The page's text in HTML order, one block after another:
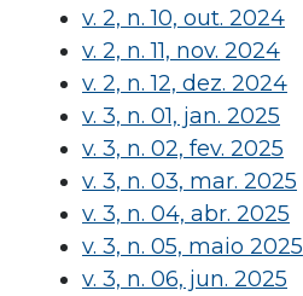
v. 2, n. 10, out. 2024
v. 2, n. 11, nov. 2024
v. 2, n. 12, dez. 2024
v. 3, n. 01, jan. 2025
v. 3, n. 02, fev. 2025
v. 3, n. 03, mar. 2025
v. 3, n. 04, abr. 2025
v. 3, n. 05, maio 2025
v. 3, n. 06, jun. 2025